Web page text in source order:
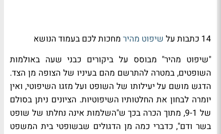
14 כתבות על שיפוט מהיר מחכות לכם בעמוד הנושא
"שיפוט מהיר" מבוסס על ביקורים כבני שעה באולמות
השופטים, במטרה להתרשם מהם בעיניו של הצופה מן הצד.
הדגש מושם על יעילותו של השופט ועל מזגו השיפוטי, ואין
יומרה לבחון את החלטותיו השיפוטיות. הציונים ניתן בסולם
של 9-1, מתוך הכרה בכך ש"השלמות אינה נחלתו של שופט
בשר ודם", כדברי כמה מן הדגולים שבשופטי בית המשפט